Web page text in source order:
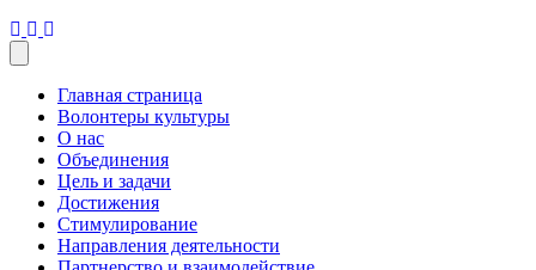
Главная страница
Волонтеры культуры
О нас
Объединения
Цель и задачи
Достижения
Стимулирование
Направления деятельности